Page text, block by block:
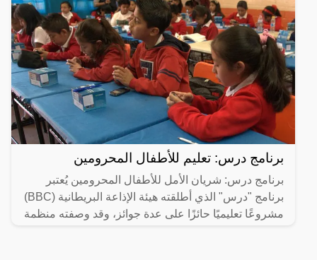
برنامج درس: تعليم للأطفال المحرومين
برنامج درس: شريان الأمل للأطفال المحرومين يُعتبر
برنامج "درس" الذي أطلقته هيئة الإذاعة البريطانية (BBC)
مشروعًا تعليميًا حائزًا على عدة جوائز، وقد وصفته منظمة